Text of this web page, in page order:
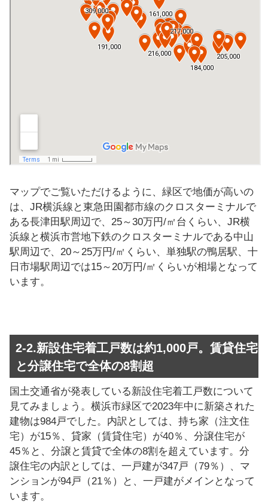
マップでご覧いただけるように、緑区で地価が高いの
は、JR横浜線と東急田園都市線のクロスターミナルで
ある長津田駅周辺で、25～30万円/㎡台くらい、JR横
浜線と横浜市営地下鉄のクロスターミナルである中山
駅周辺で、20～25万円/㎡くらい、単独駅の鴨居駅、十
日市場駅周辺では15～20万円/㎡くらいが相場となって
います。
2-2.新設住宅着工戸数は約1,000戸。賃貸住宅
と分譲住宅で全体の8割超
国土交通省が発表している新設住宅着工戸数について
見てみましょう。横浜市緑区で2023年中に新築された
建物は984戸でした。内訳としては、持ち家（注文住
宅）が15％、貸家（賃貸住宅）が40％、分譲住宅が
45％と、分譲と賃貸で全体の8割を超えています。分
譲住宅の内訳としては、一戸建が347戸（79％）、マ
ンションが94戸（21％）と、一戸建がメインとなって
います。